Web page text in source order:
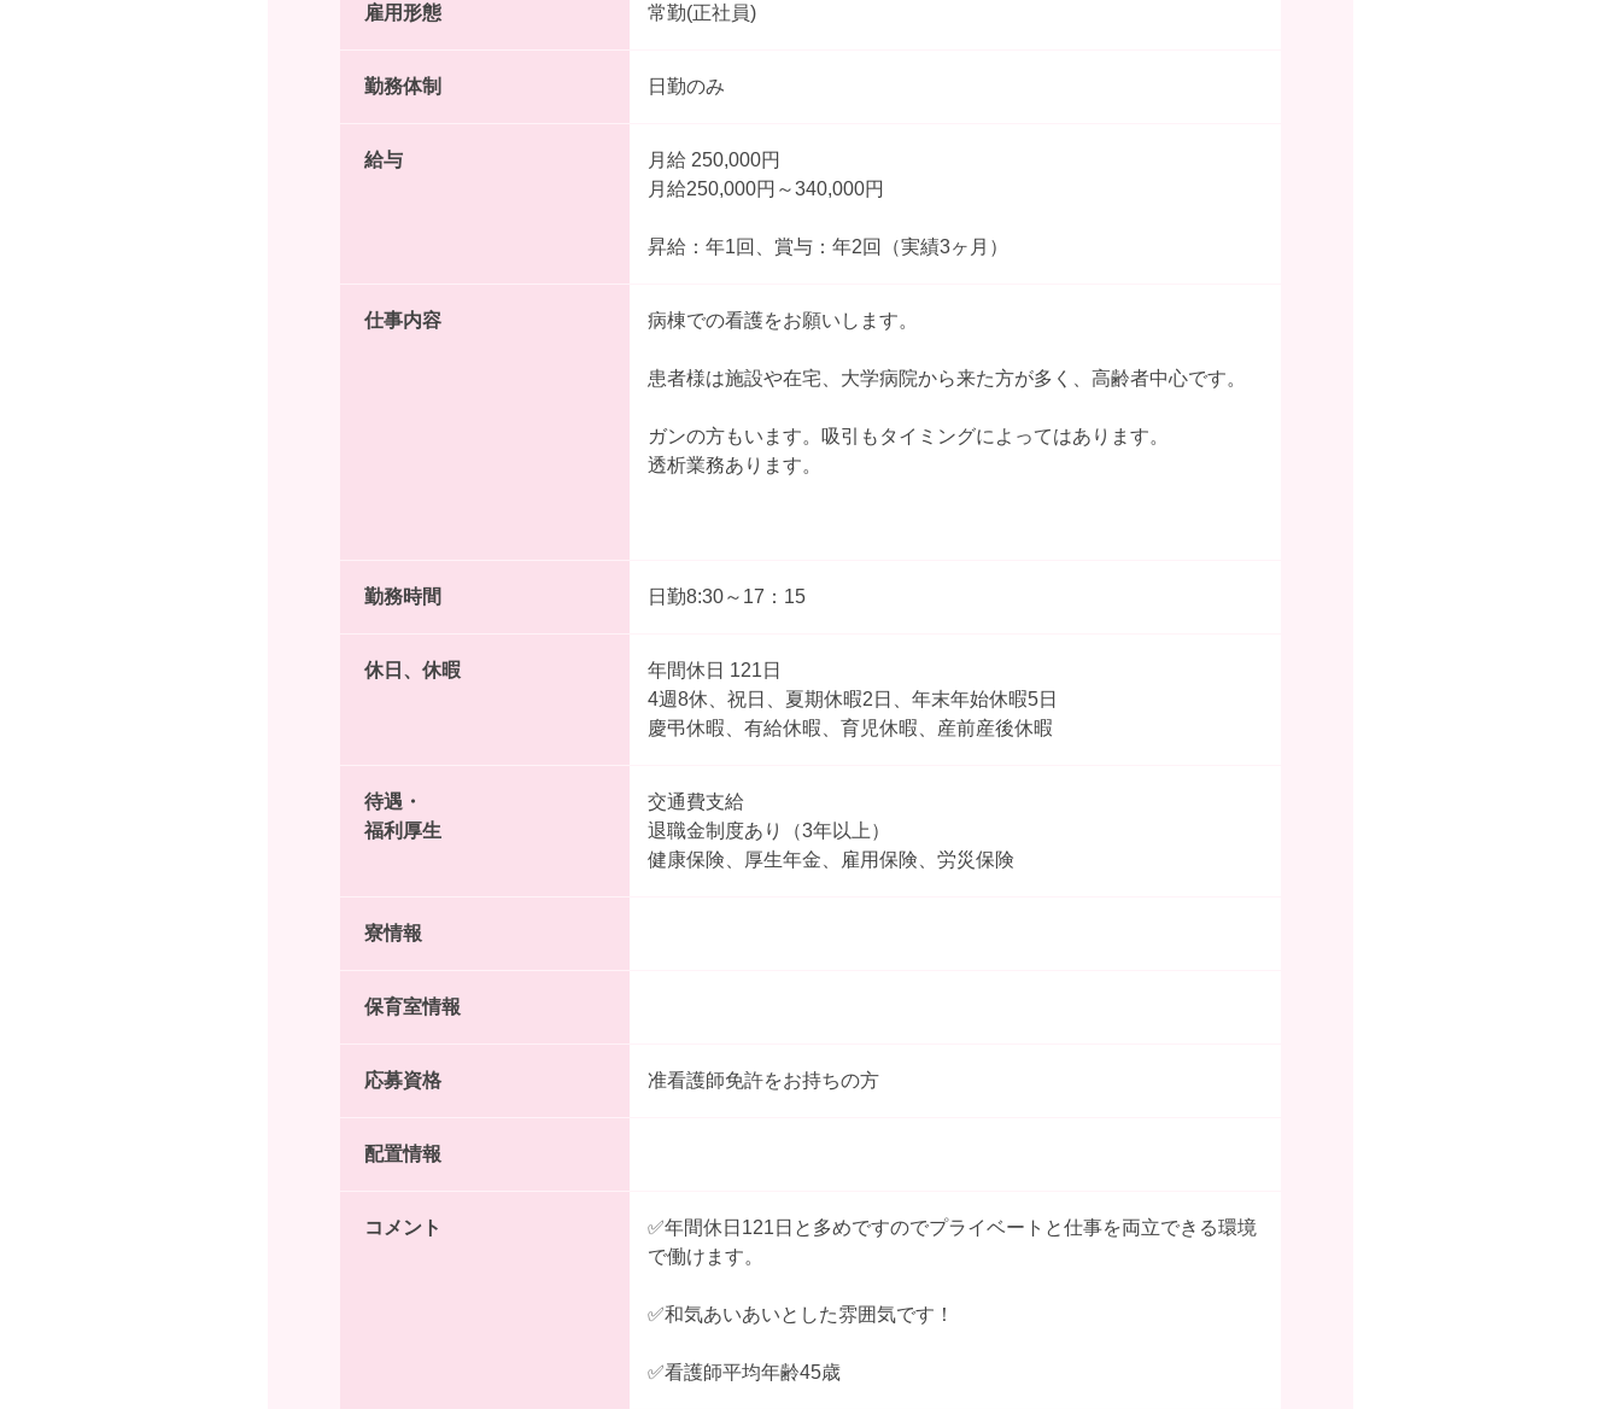
雇用形態 常勤(正社員)
勤務体制 日勤のみ
給与
月給 250,000円
月給250,000円～340,000円
昇給：年1回、賞与：年2回（実績3ヶ月）
仕事内容 病棟での看護をお願いします。
患者様は施設や在宅、大学病院から来た方が多く、高齢者中心です。
ガンの方もいます。吸引もタイミングによってはあります。
透析業務あります。
勤務時間 日勤8:30～17：15
休日、休暇
年間休日 121日
4週8休、祝日、夏期休暇2日、年末年始休暇5日
慶弔休暇、有給休暇、育児休暇、産前産後休暇
待遇・
福利厚生
交通費支給
退職金制度あり（3年以上）
健康保険、厚生年金、雇用保険、労災保険
寮情報
保育室情報
応募資格 准看護師免許をお持ちの方
配置情報
コメント
✅年間休日121日と多めですのでプライベートと仕事を両立できる環境
で働けます。
✅和気あいあいとした雰囲気です！
✅看護師平均年齢45歳